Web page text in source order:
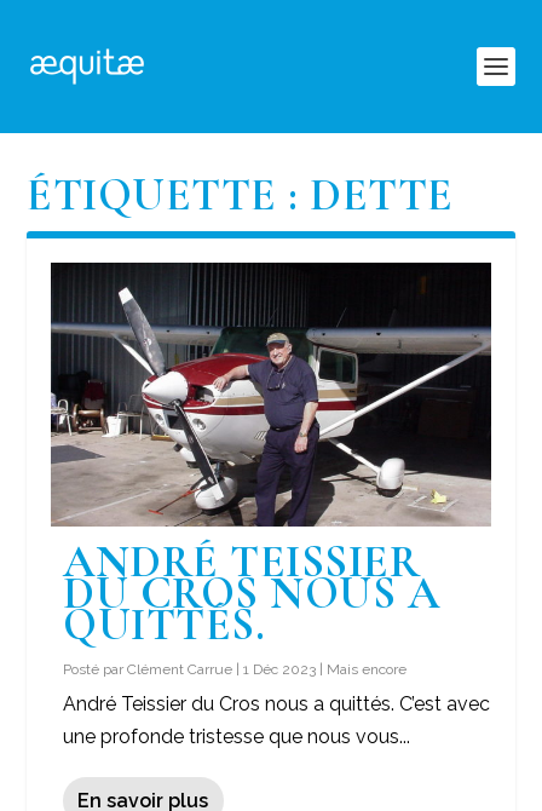
ÉTIQUETTE : DETTE
ANDRÉ TEISSIER
DU CROS NOUS A
QUITTÉS.
Posté parClément Carrue |1 Déc 2023 | Mais encore
André Teissier du Cros nous a quittés. C’est avec
une profonde tristesse que nous vous...
En savoir plus